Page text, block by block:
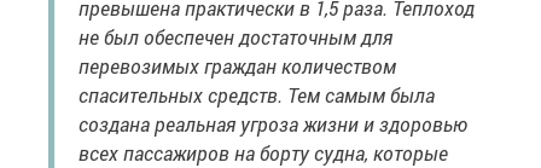
превышена практически в 1,5 раза. Теплоход
не был обеспечен достаточным для
перевозимых граждан количеством
спасительных средств. Тем самым была
создана реальная угроза жизни и здоровью
всех пассажиров на борту судна, которые